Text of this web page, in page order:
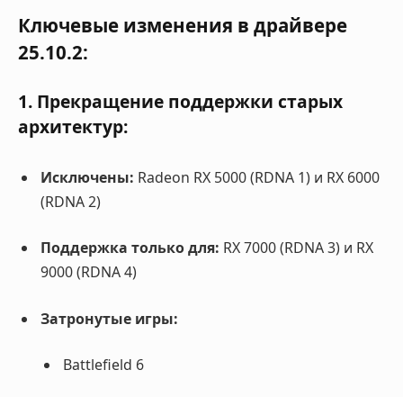
Ключевые изменения в драйвере
25.10.2:
1. Прекращение поддержки старых
архитектур:
Исключены: Radeon RX 5000 (RDNA 1) и RX 6000
(RDNA 2)
Поддержка только для: RX 7000 (RDNA 3) и RX
9000 (RDNA 4)
Затронутые игры:
Battlefield 6